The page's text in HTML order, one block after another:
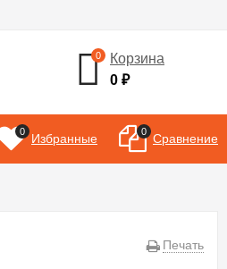
0
Корзина
0₽
0 Избранные 0 Сравнение
Печать